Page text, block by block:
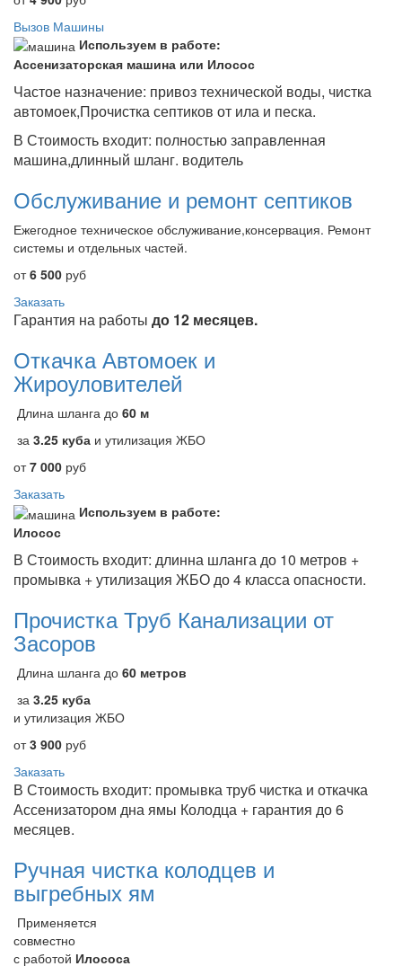
Вызов Машины
Используем в работе:
Ассенизаторская машина или Илосос
Частое назначение: привоз технической воды, чистка
автомоек,Прочистка септиков от ила и песка.
В Стоимость входит: полностью заправленная
машина,длинный шланг. водитель
Обслуживание и ремонт септиков
Ежегодное техническое обслуживание,консервация. Ремонт
системы и отдельных частей.
от6 500 руб
Заказать
Гарантия на работы до 12 месяцев.
Откачка Автомоек и
Жироуловителей
Длина шланга до 60 м
за 3.25 куба и утилизация ЖБО
от7 000 руб
Заказать
Используем в работе:
Илосос
В Стоимость входит: длинна шланга до 10 метров +
промывка + утилизация ЖБО до 4 класса опасности.
Прочистка Труб Канализации от
Засоров
Длина шланга до 60 метров
за 3.25 куба
и утилизация ЖБО
от3 900 руб
Заказать
В Стоимость входит: промывка труб чистка и откачка
Ассенизатором дна ямы Колодца + гарантия до 6
месяцев.
Ручная чистка колодцев и
выгребных ям
Применяется
совместно
с работой Илососа